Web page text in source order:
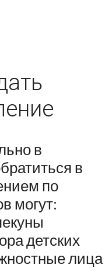
в
в
по
могут:
детских
лица